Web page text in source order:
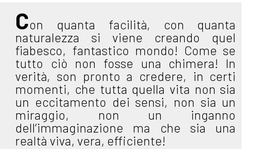
Con quanta facilità, con quanta
naturalezza si viene creando quel
fiabesco, fantastico mondo! Come se
tutto ciò non fosse una chimera! In
verità, son pronto a credere, in certi
momenti, che tutta quella vita non sia
un eccitamento dei sensi, non sia un
miraggio, non un inganno
dell’immaginazione ma che sia una
realtà viva, vera, efficiente!